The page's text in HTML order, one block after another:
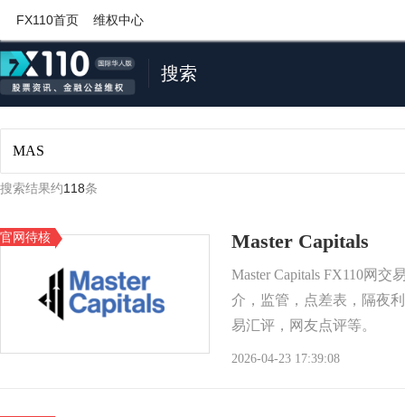
FX110首页 维权中心
搜索
搜索结果约118条
官网待核 Master Capitals
Master Capitals FX110网交
介，监管，点差表，隔夜
易汇评，网友点评等。
2026-04-23 17:39:08